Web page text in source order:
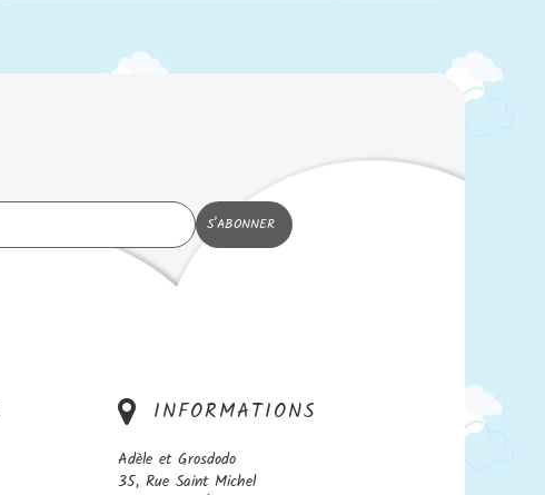
INFORMATIONS
Adèle et Grosdodo
35, Rue Saint Michel